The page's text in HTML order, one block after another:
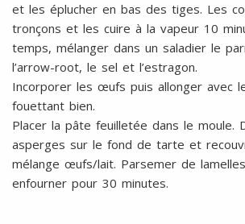
et les éplucher en bas des tiges. Les
tronçons et les cuire à la vapeur 10
temps, mélanger dans un saladier le
l’arrow-root, le sel et l’estragon.
Incorporer les œufs puis allonger avec
fouettant bien.
Placer la pâte feuilletée dans le moule.
asperges sur le fond de tarte et
mélange œufs/lait. Parsemer de
enfourner pour 30 minutes.